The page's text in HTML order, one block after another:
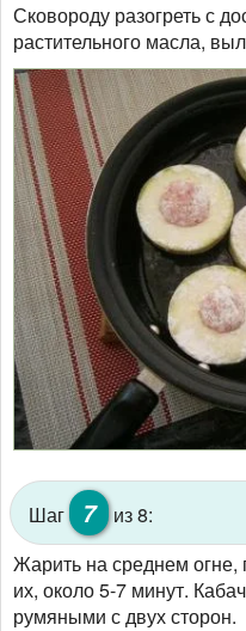
Сковороду разогреть с
растительного масла,
Шаг 7
из 8:
Жарить на среднем огне,
их, около 5-7 минут.
румяными с двух сторон.